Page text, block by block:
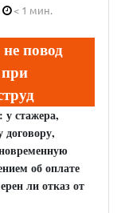
< 1 мин.
повод
у стажера,
об оплате
ли отказ от